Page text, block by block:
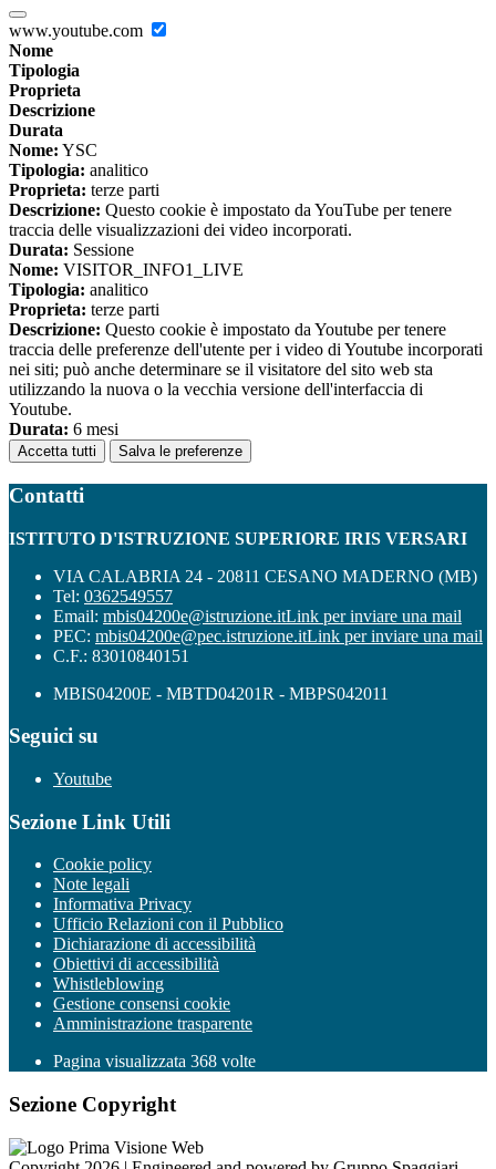
www.youtube.com
Nome
Tipologia
Proprieta
Descrizione
Durata
Nome: YSC
Tipologia: analitico
Proprieta: terze parti
Descrizione: Questo cookie è impostato da YouTube per tenere
traccia delle visualizzazioni dei video incorporati.
Durata: Sessione
Nome: VISITOR_INFO1_LIVE
Tipologia: analitico
Proprieta: terze parti
Descrizione: Questo cookie è impostato da Youtube per tenere
traccia delle preferenze dell'utente per i video di Youtube incorporati
nei siti; può anche determinare se il visitatore del sito web sta
utilizzando la nuova o la vecchia versione dell'interfaccia di
Youtube.
Durata: 6 mesi
Accetta tutti Salva le preferenze
Contatti
ISTITUTO D'ISTRUZIONE SUPERIORE IRIS VERSARI
VIA CALABRIA 24 - 20811 CESANO MADERNO (MB)
Tel: 0362549557
Email: mbis04200e@istruzione.itLink per inviare una mail
PEC: mbis04200e@pec.istruzione.itLink per inviare una mail
C.F.: 83010840151
MBIS04200E - MBTD04201R - MBPS042011
Seguici su
Youtube
Sezione Link Utili
Cookie policy
Note legali
Informativa Privacy
Ufficio Relazioni con il Pubblico
Dichiarazione di accessibilità
Obiettivi di accessibilità
Whistleblowing
Gestione consensi cookie
Amministrazione trasparente
Pagina visualizzata 368 volte
Sezione Copyright